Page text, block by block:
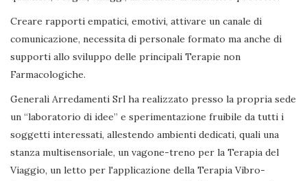
Creare rapporti empatici, emotivi, attivare un canale di
comunicazione, necessita di personale formato ma anche di
supporti allo sviluppo delle principali Terapie non
Farmacologiche.
Generali Arredamenti Srl ha realizzato presso la propria sede
un “laboratorio di idee” e sperimentazione fruibile da tutti i
soggetti interessati, allestendo ambienti dedicati, quali una
stanza multisensoriale, un vagone-treno per la Terapia del
Viaggio, un letto per l'applicazione della Terapia Vibro-